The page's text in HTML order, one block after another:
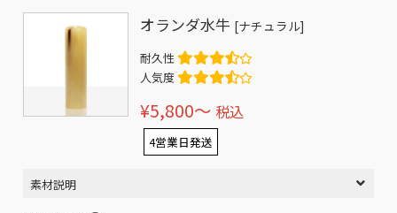
オランダ水牛 [ナチュラル]
耐久性
人気度
¥5,800〜 税込
4営業日発送
素材説明